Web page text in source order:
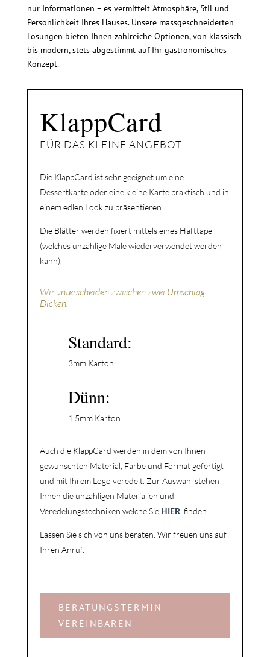
nur Informationen – es vermittelt Atmosphäre, Stil und
Persönlichkeit Ihres Hauses. Unsere massgeschneiderten
Lösungen bieten Ihnen zahlreiche Optionen, von klassisch
bis modern, stets abgestimmt auf Ihr gastronomisches
Konzept.
KlappCard
FÜR DAS KLEINE ANGEBOT
Die KlappCard ist sehr geeignet um eine
Dessertkarte oder eine kleine Karte praktisch und in
einem edlen Look zu präsentieren.
Die Blätter werden fixiert mittels eines Hafttape
(welches unzählige Male wiederverwendet werden
kann).
Wir unterscheiden zwischen zwei Umschlag
Dicken.
Standard:
3mm Karton
Dünn:
1.5mm Karton
Auch die KlappCard werden in dem von Ihnen
gewünschten Material, Farbe und Format gefertigt
und mit Ihrem Logo veredelt. Zur Auswahl stehen
Ihnen die unzähligen Materialien und
Veredelungstechniken welche Sie HIER finden.
Lassen Sie sich von uns beraten. Wir freuen uns auf
Ihren Anruf.
BERATUNGSTERMIN
VEREINBAREN